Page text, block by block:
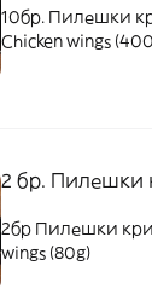
10бр. Пилешки
Chicken wings
2 бр. Пилешки
2бр Пилешки
wings (80g)